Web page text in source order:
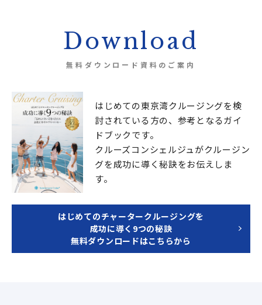
Download
無料ダウンロード資料のご案内
はじめての東京湾クルージングを検
討されている方の、 参考となるガイ
ドブックです。
クルーズコンシェルジュがクルージン
グを成功に導く秘訣をお伝えしま
す。
はじめてのチャータークルージングを
成功に導く9つの秘訣
無料ダウンロードはこちらから